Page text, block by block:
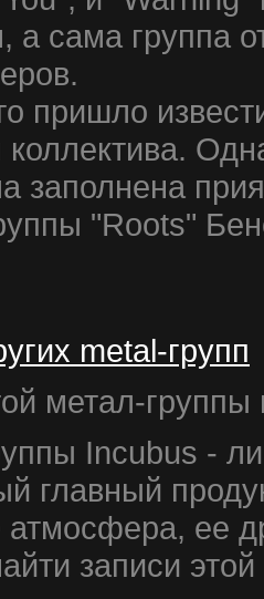
сама группа
пришло
заполнена
"Roots"
metal-групп
метал-группы
Incubus -
главный
атмосфера, ее
записи